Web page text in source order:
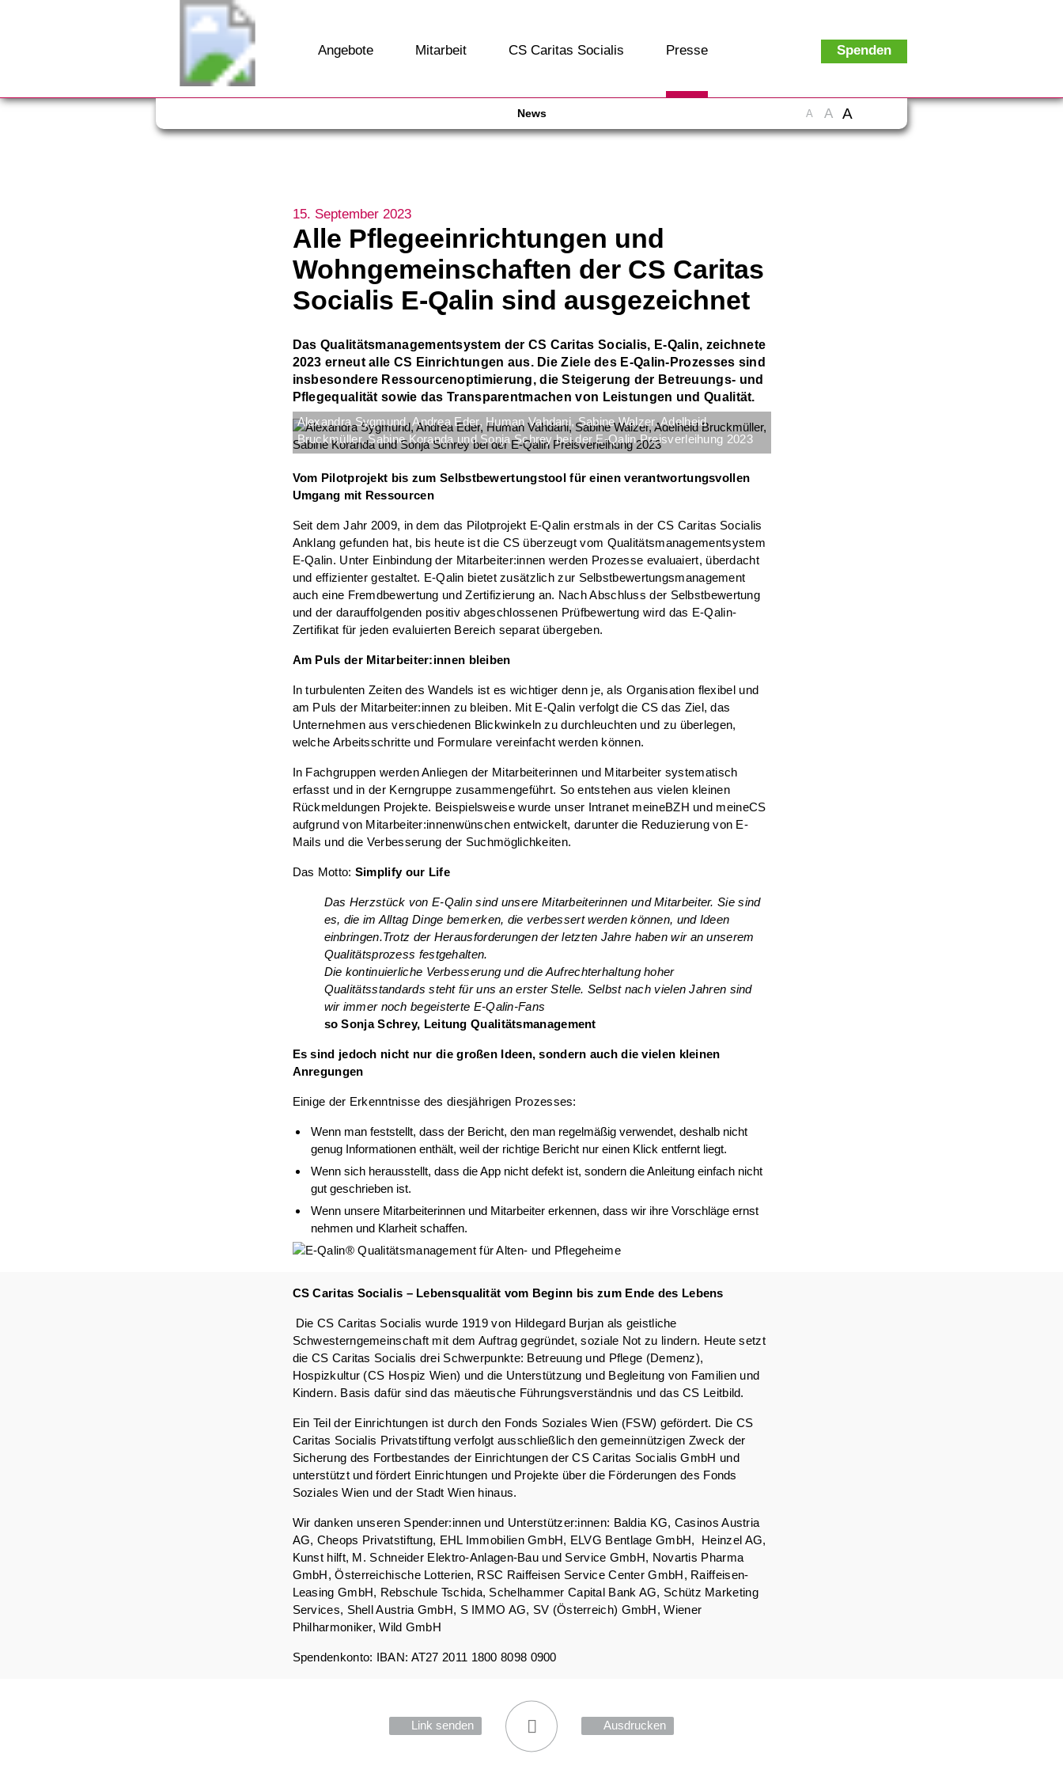
Angebote Mitarbeit CS Caritas Socialis Presse Spenden
A A A
News
15. September 2023
Alle Pflegeeinrichtungen und
Wohngemeinschaften der CS Caritas
Socialis E-Qalin sind ausgezeichnet
Das Qualitätsmanagementsystem der CS Caritas Socialis, E-Qalin, zeichnete
2023 erneut alle CS Einrichtungen aus. Die Ziele des E-Qalin-Prozesses sind
insbesondere Ressourcenoptimierung, die Steigerung der Betreuungs- und
Pflegequalität sowie das Transparentmachen von Leistungen und Qualität.
Alexandra Sygmund, Andrea Eder, Human Vahdani, Sabine Walzer, Adelheid
Bruckmüller, Sabine Koranda und Sonja Schrey bei der E-Qalin Preisverleihung 2023
Vom Pilotprojekt bis zum Selbstbewertungstool für einen verantwortungsvollen
Umgang mit Ressourcen
Seit dem Jahr 2009, in dem das Pilotprojekt E-Qalin erstmals in der CS Caritas Socialis
Anklang gefunden hat, bis heute ist die CS überzeugt vom Qualitätsmanagementsystem
E-Qalin. Unter Einbindung der Mitarbeiter:innen werden Prozesse evaluaiert, überdacht
und effizienter gestaltet. E-Qalin bietet zusätzlich zur Selbstbewertungsmanagement
auch eine Fremdbewertung und Zertifizierung an. Nach Abschluss der Selbstbewertung
und der darauffolgenden positiv abgeschlossenen Prüfbewertung wird das E-Qalin-
Zertifikat für jeden evaluierten Bereich separat übergeben.
Am Puls der Mitarbeiter:innen bleiben
In turbulenten Zeiten des Wandels ist es wichtiger denn je, als Organisation flexibel und
am Puls der Mitarbeiter:innen zu bleiben. Mit E-Qalin verfolgt die CS das Ziel, das
Unternehmen aus verschiedenen Blickwinkeln zu durchleuchten und zu überlegen,
welche Arbeitsschritte und Formulare vereinfacht werden können.
In Fachgruppen werden Anliegen der Mitarbeiterinnen und Mitarbeiter systematisch
erfasst und in der Kerngruppe zusammengeführt. So entstehen aus vielen kleinen
Rückmeldungen Projekte. Beispielsweise wurde unser Intranet meineBZH und meineCS
aufgrund von Mitarbeiter:innenwünschen entwickelt, darunter die Reduzierung von E-
Mails und die Verbesserung der Suchmöglichkeiten.
Das Motto: Simplify our Life
Das Herzstück von E-Qalin sind unsere Mitarbeiterinnen und Mitarbeiter. Sie sind
es, die im Alltag Dinge bemerken, die verbessert werden können, und Ideen
einbringen.Trotz der Herausforderungen der letzten Jahre haben wir an unserem
Qualitätsprozess festgehalten.
Die kontinuierliche Verbesserung und die Aufrechterhaltung hoher
Qualitätsstandards steht für uns an erster Stelle. Selbst nach vielen Jahren sind
wir immer noch begeisterte E-Qalin-Fans
so Sonja Schrey, Leitung Qualitätsmanagement
Es sind jedoch nicht nur die großen Ideen, sondern auch die vielen kleinen
Anregungen
Einige der Erkenntnisse des diesjährigen Prozesses:
Wenn man feststellt, dass der Bericht, den man regelmäßig verwendet, deshalb nicht
genug Informationen enthält, weil der richtige Bericht nur einen Klick entfernt liegt.
Wenn sich herausstellt, dass die App nicht defekt ist, sondern die Anleitung einfach nicht
gut geschrieben ist.
Wenn unsere Mitarbeiterinnen und Mitarbeiter erkennen, dass wir ihre Vorschläge ernst
nehmen und Klarheit schaffen.
CS Caritas Socialis – Lebensqualität vom Beginn bis zum Ende des Lebens
Die CS Caritas Socialis wurde 1919 von Hildegard Burjan als geistliche
Schwesterngemeinschaft mit dem Auftrag gegründet, soziale Not zu lindern. Heute setzt
die CS Caritas Socialis drei Schwerpunkte: Betreuung und Pflege (Demenz),
Hospizkultur (CS Hospiz Wien) und die Unterstützung und Begleitung von Familien und
Kindern. Basis dafür sind das mäeutische Führungsverständnis und das CS Leitbild.
Ein Teil der Einrichtungen ist durch den Fonds Soziales Wien (FSW) gefördert. Die CS
Caritas Socialis Privatstiftung verfolgt ausschließlich den gemeinnützigen Zweck der
Sicherung des Fortbestandes der Einrichtungen der CS Caritas Socialis GmbH und
unterstützt und fördert Einrichtungen und Projekte über die Förderungen des Fonds
Soziales Wien und der Stadt Wien hinaus.
Wir danken unseren Spender:innen und Unterstützer:innen: Baldia KG, Casinos Austria
AG, Cheops Privatstiftung, EHL Immobilien GmbH, ELVG Bentlage GmbH, Heinzel AG,
Kunst hilft, M. Schneider Elektro-Anlagen-Bau und Service GmbH, Novartis Pharma
GmbH, Österreichische Lotterien, RSC Raiffeisen Service Center GmbH, Raiffeisen-
Leasing GmbH, Rebschule Tschida, Schelhammer Capital Bank AG, Schütz Marketing
Services, Shell Austria GmbH, S IMMO AG, SV (Österreich) GmbH, Wiener
Philharmoniker, Wild GmbH
Spendenkonto: IBAN: AT27 2011 1800 8098 0900
Link senden Ausdrucken